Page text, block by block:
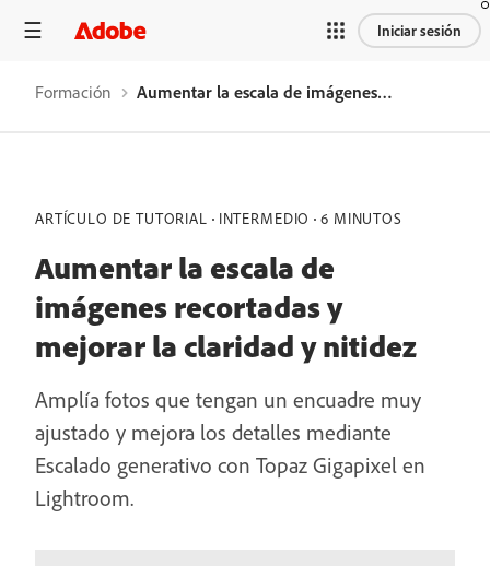
Iniciar sesión
Formación Aumentar la escala de imágenes recortadas y mejorar la claridad y nitidez
ARTÍCULO DE TUTORIAL INTERMEDIO 6 MINUTOS
Aumentar la escala de
imágenes recortadas y
mejorar la claridad y nitidez
Amplía fotos que tengan un encuadre muy
ajustado y mejora los detalles mediante
Escalado generativo con Topaz Gigapixel en
Lightroom.